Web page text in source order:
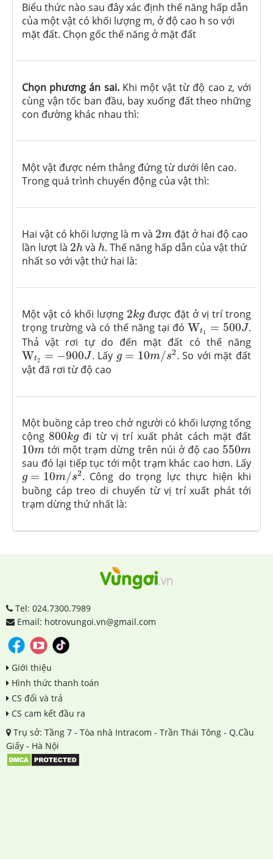
Biểu thức nào sau đây xác định thế năng hấp dẫn
của một vật có khối lượng m, ở độ cao h so với
mặt đất. Chọn gốc thế năng ở mặt đất
Chọn phương án sai. Khi một vật từ độ cao z, với
cùng vận tốc ban đầu, bay xuống đất theo những
con đường khác nhau thì:
Một vật được ném thẳng đứng từ dưới lên cao.
Trong quá trình chuyển động của vật thì:
Hai vật có khối lượng là m và 2m
2m đặt ở hai độ cao
lần lượt là 2h
2hvà h
h. Thế năng hấp dẫn của vật thứ
nhất so với vật thứ hai là:
Một vật có khối lượng 2kg
2kgđược đặt ở vị trí trong
trọng trường và có thế năng tại đóWt1 = 500J
Wt1 =500J
.
Thả vật rơi tự do đến mặt đất có thế năng
Wt2 = −900J
Wt2 =−900J . Lấy g = 10m/s2
g=10m/s2 . So với mặt đất
vật đã rơi từ độ cao
Một buồng cáp treo chở người có khối lượng tổng
cộng800kg
800kgđi từ vị trí xuất phát cách mặt đất
10m
10m tới một trạm dừng trên núi ở độ cao 550m
550m
sau đó lại tiếp tục tới một trạm khác cao hơn. Lấy
g = 10m/s2
g=10m/s 2 . Công do trọng lực thực hiện khi
buồng cáp treo di chuyển từ vị trí xuất phát tới
trạm dừng thứ nhất là:
Tel: 024.7300.7989
Email: hotrovungoi.vn@gmail.com
Giới thiệu
Hình thức thanh toán
CS đổi và trả
CS cam kết đầu ra
Trụ sở: Tầng 7 - Tòa nhà Intracom - Trần Thái Tông - Q.Cầu
Giấy - Hà Nội